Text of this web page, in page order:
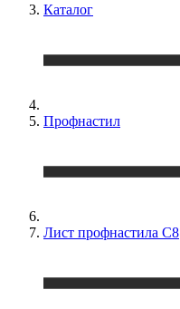
Каталог
Профнастил
Лист профнастила С8